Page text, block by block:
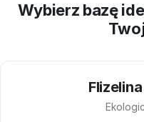
Wybierz bazę